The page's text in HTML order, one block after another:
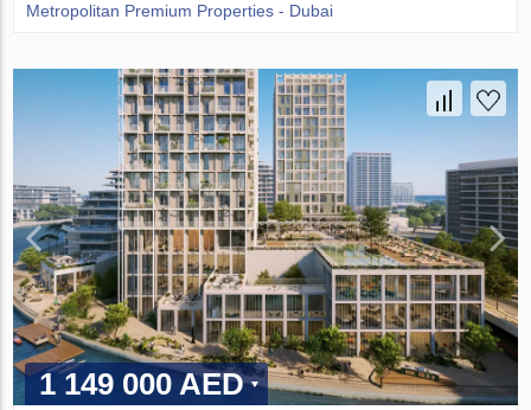
Metropolitan Premium Properties - Dubai
1 149 000 AED